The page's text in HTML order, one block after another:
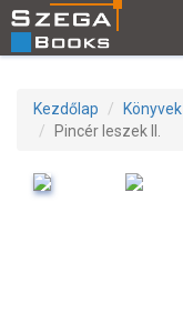
Kezdőlap Könyvek
Pincér leszek II.